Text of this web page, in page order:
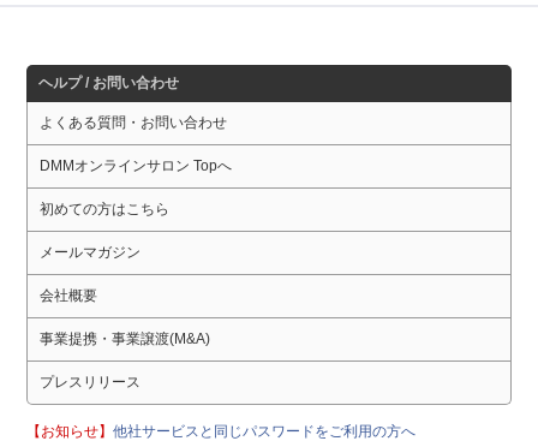
ヘルプ / お問い合わせ
よくある質問・お問い合わせ
DMMオンラインサロン Topへ
初めての方はこちら
メールマガジン
会社概要
事業提携・事業譲渡(M&A)
プレスリリース
【お知らせ】他社サービスと同じパスワードをご利用の方へ